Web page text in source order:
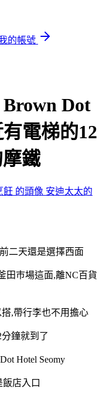
的帳號
Brown Dot
電梯的12
鐵
安迪太太的
二天還是選擇西面
田巿場這面,離NC百貨
,帶行李也不用擔心
鐘就到了
店入口